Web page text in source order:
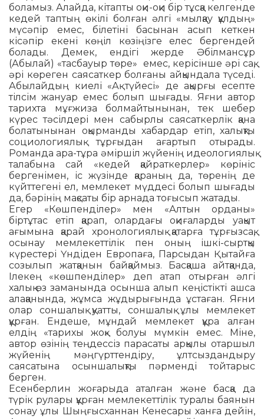
боламыз. Алайда, кітапты оқи-оқи бір тұсқа келгенде
кедей таптың өкілі болған әлгі «мылқау құлдың»
мүсәпір емес, білетіні басынан асып кеткен
кісәпір екені көңіл көзіңізге елес бергендей
болады. Демек, ендігі жерде Әбілмансұр
(Абылай) «тас­бауыр төре» емес, керісінше әрі сақ,
әрі кө­ре­ген саясаткер болғаны айқындала түседі.
Абылайдың киелі «Ақ түйесі» де ақырғы есепте
тілсім жануар емес болып шығады. Яғни автор
тарихта мұғжиза болмайтынынан, тек шебер
күрес тәсілдері мен сабырлы сая­саткерлік қана
болатынынан оқырманды хабардар етіп, халықты
социологиялық тұр­ғыдан ағартып отырады.
Романда ара-тұра әміршіл жүйенің идеологиялық
талабына сай «кедей қайраткерлер» көрініс
бергенімен, іс жүзінде қа­ра­ның да, төренің де
күйт­тегені ел, мемлекет мүддесі болып шығады
да, бәрінің мақсаты бір арнада тоғысып жатады.
Егер «Көшпенділер» мен «Алтын орданы»
біртұтас етіп қарап, олардағы оқиға­лар­ды уақыт
ағымына қарай хронологиялық қатарға тұрғызсақ,
осынау мемлекеттілік пен оның ішкі-сыртқы
күрес­тері Үндіден Евро­паға, Парсыдан Қытайға
созылып жатқанын байқаймыз. Басқаша айт­қан­да,
Ілекең «көшпенділер» деп атап отырған әлгі
халық өз заманында осынша алып кеңістікті ашса
алақанында, жұмса жұдырығында ұстаған. Яғни
олар соншалық қуатты, сон­шалық ұлы мемлекет
құрған. Ендеше, мұндай мемлекет құра алған
елдің «тарихы жоқ» болуы мүмкін емес. Міне,
автор өзі­нің теңдессіз парасаты арқылы отаршыл
жүйенің мәңгүрттендіру, ұлтсыздандыру
саясатына осын­шалықты пәрменді тойтарыс
берген.
Есенберлин жоғарыда аталған және басқа да
түрік рулары құрған мемлекеттілік туралы баянын
сонау ұлы Шыңғысханнан Кенесары ханға дейін,